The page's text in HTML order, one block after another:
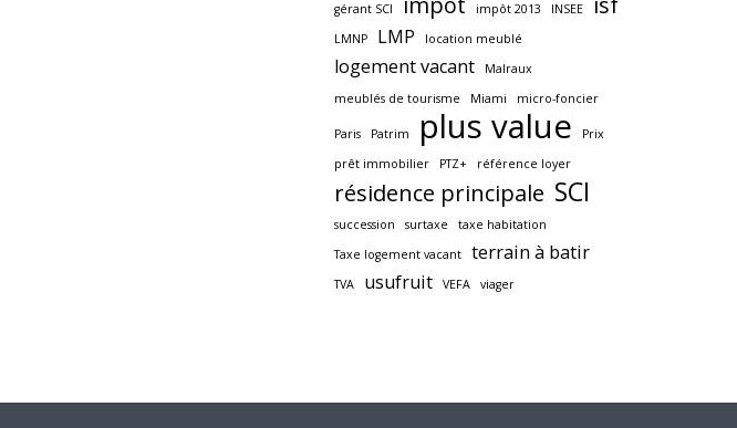
gérant SCI impôt 2013 INSEE
LMNP LMP location meublé
logement vacant
Malraux
meublés de tourisme
Miami micro-foncier
Paris Patrim plus value
Prix
prêt immobilier
PTZ+ référence loyer
résidence principale SCI
succession surtaxe
taxe habitation
Taxe logement vacant
terrain à batir
TVA usufruit VEFA viager